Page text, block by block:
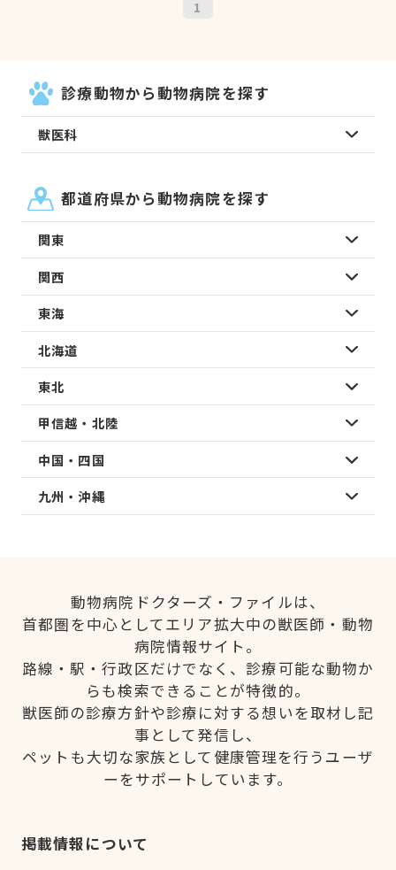
1
診療動物から動物病院を探す
獣医科
都道府県から動物病院を探す
関東
関西
東海
北海道
東北
甲信越・北陸
中国・四国
九州・沖縄
動物病院ドクターズ・ファイルは、
首都圏を中心としてエリア拡大中の獣医師・動物
病院情報サイト。
路線・駅・行政区だけでなく、診療可能な動物か
らも検索できることが特徴的。
獣医師の診療方針や診療に対する想いを取材し記
事として発信し、
ペットも大切な家族として健康管理を行うユーザ
ーをサポートしています。
掲載情報について